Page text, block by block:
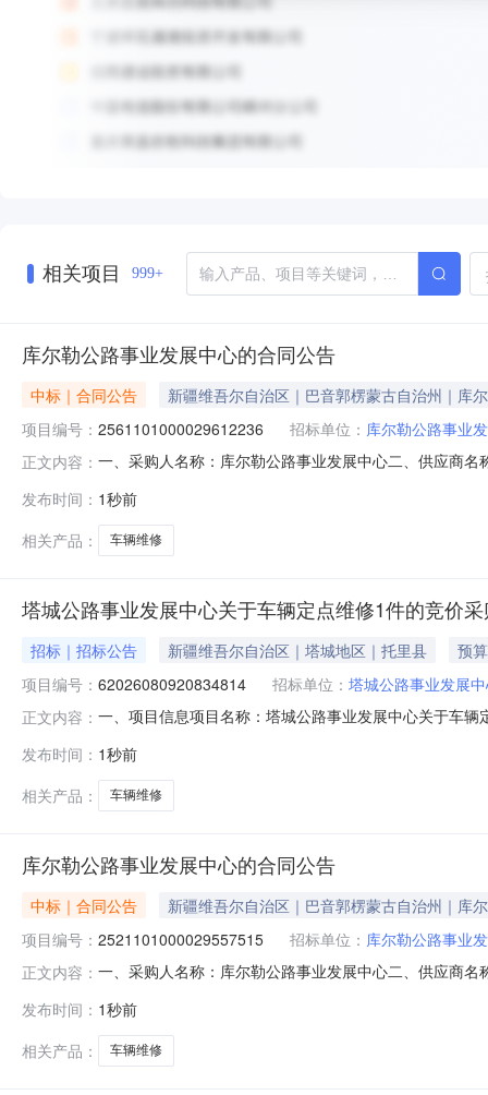
相关项目 999+
库尔勒公路事业发展中心的合同公告
中标｜合同公告
新疆维吾尔自治区｜巴音郭楞蒙古自治州｜库
项目编号： 2561101000029612236 招标单位： 库尔勒公路事业
正文内容： 一、采购人名称：库尔勒公路事业发展中心二、供应商
求或标的基本概况：七、其它事项：详见附件中的合同
发布时间： 1秒前
相关产品：
车辆维修
塔城公路事业发展中心关于车辆定点维修1件的竞价
招标｜招标公告 新疆维吾尔自治区｜塔城地区｜托里县
预
项目编号： 62026080920834814 招标单位： 塔城公路事业发展
正文内容： 一、项目信息项目名称：塔城公路事业发展中心关于车
维修核心参数要求:商品类目:车辆定点维修;汽车维修:汽
发布时间： 1秒前
相关产品：
车辆维修
库尔勒公路事业发展中心的合同公告
中标｜合同公告
新疆维吾尔自治区｜巴音郭楞蒙古自治州｜库
项目编号： 2521101000029557515 招标单位： 库尔勒公路事业
正文内容： 一、采购人名称：库尔勒公路事业发展中心二、供应商
要求或标的基本概况：七、其它事项：详见附件中的合
发布时间： 1秒前
相关产品：
车辆维修